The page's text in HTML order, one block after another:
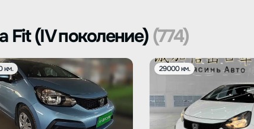
(IV поколение) (774)
км. 29000 км.